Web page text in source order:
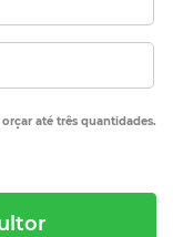
até três quantidades.